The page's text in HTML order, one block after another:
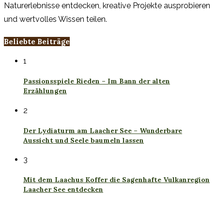
Naturerlebnisse entdecken, kreative Projekte ausprobieren
und wertvolles Wissen teilen.
Beliebte Beiträge
1
Passionsspiele Rieden – Im Bann der alten
Erzählungen
2
Der Lydiaturm am Laacher See – Wunderbare
Aussicht und Seele baumeln lassen
3
Mit dem Laachus Koffer die Sagenhafte Vulkanregion
Laacher See entdecken